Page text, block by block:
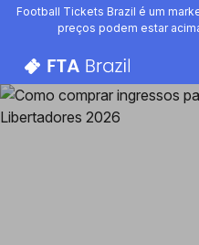
Football Tickets Brazil é um
preços podem estar